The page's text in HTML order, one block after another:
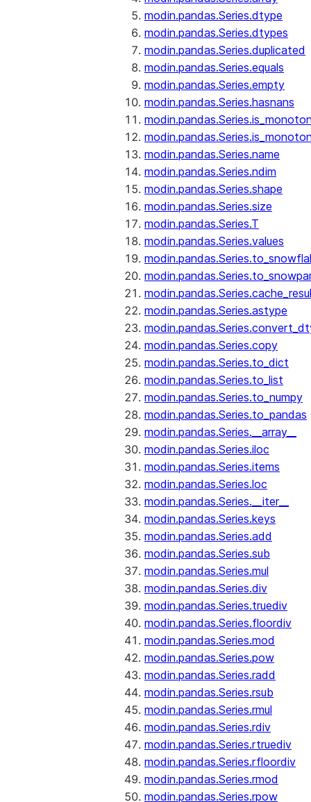
modin.pandas.Series.dtype
modin.pandas.Series.dtypes
modin.pandas.Series.duplicated
modin.pandas.Series.equals
modin.pandas.Series.empty
modin.pandas.Series.hasnans
modin.pandas.Series.name
modin.pandas.Series.ndim
modin.pandas.Series.shape
modin.pandas.Series.size
modin.pandas.Series.T
modin.pandas.Series.values
modin.pandas.Series.astype
modin.pandas.Series.copy
modin.pandas.Series.to_dict
modin.pandas.Series.to_list
modin.pandas.Series.to_numpy
modin.pandas.Series.to_pandas
modin.pandas.Series.__array__
modin.pandas.Series.iloc
modin.pandas.Series.items
modin.pandas.Series.loc
modin.pandas.Series.__iter__
modin.pandas.Series.keys
modin.pandas.Series.add
modin.pandas.Series.sub
modin.pandas.Series.mul
modin.pandas.Series.div
modin.pandas.Series.truediv
modin.pandas.Series.floordiv
modin.pandas.Series.mod
modin.pandas.Series.pow
modin.pandas.Series.radd
modin.pandas.Series.rsub
modin.pandas.Series.rmul
modin.pandas.Series.rdiv
modin.pandas.Series.rtruediv
modin.pandas.Series.rfloordiv
modin.pandas.Series.rmod
modin.pandas.Series.rpow